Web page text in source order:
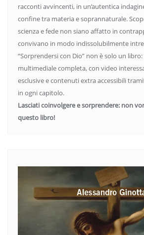
racconti avvincenti, in un’autentica
confine tra materia e soprannaturale.
scienza e fede non siano affatto in
convivano in modo indissolubilmente
“Sorprendersi con Dio” non è solo un libro:
multimediale completa, con video
esclusive e contenuti extra accessibili
in ogni capitolo.
Lasciati coinvolgere e sorprendere: non
questo libro!